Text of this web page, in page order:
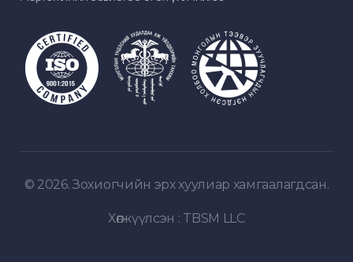
© 2026. Зохиогчийн эрх хуулиар хамгаалагдсан.
Хөгжүүлсэн : TBSM LLC